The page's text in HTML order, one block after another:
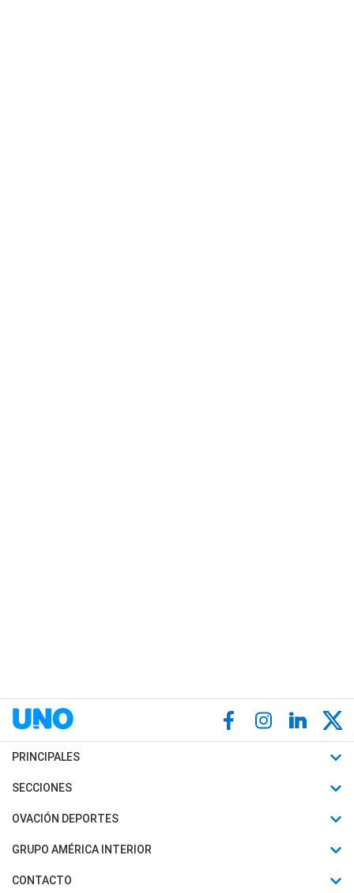
PRINCIPALES
Últimas Noticias
Política
Judiciales
SECCIONES
Horóscopo
Motores
OVACIÓN DEPORTES
Fútbol
Mundial
GRUPO AMÉRICA INTERIOR
Canal 7 en Vivo
CONTACTO